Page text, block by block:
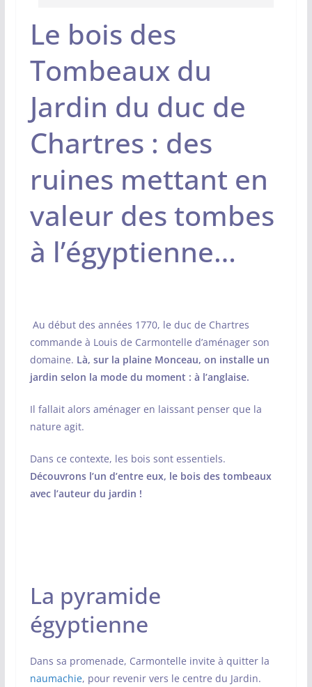
Le bois des
Tombeaux du
Jardin du duc de
Chartres : des
ruines mettant en
valeur des tombes
à l’égyptienne…
Au début des années 1770, le duc de Chartres
commande à Louis de Carmontelle d’aménager son
domaine. Là, sur la plaine Monceau, on installe un
jardin selon la mode du moment : à l’anglaise.
Il fallait alors aménager en laissant penser que la
nature agit.
Dans ce contexte, les bois sont essentiels.
Découvrons l’un d’entre eux, le bois des tombeaux
avec l’auteur du jardin !
La pyramide
égyptienne
Dans sa promenade, Carmontelle invite à quitter la
naumachie, pour revenir vers le centre du Jardin.